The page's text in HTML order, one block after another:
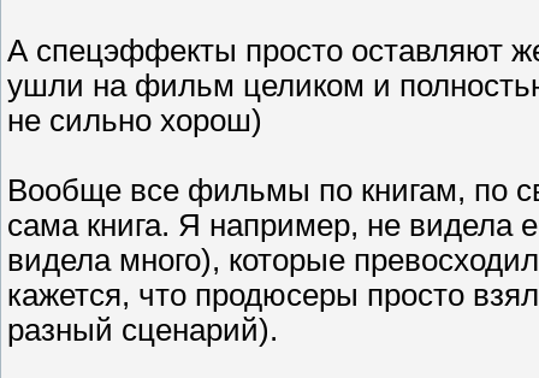
А спецэффекты просто оставляют
ушли на фильм целиком и
не сильно хорош)
Вообще все фильмы по книгам, по
сама книга. Я например, не видела
видела много), которые
кажется, что продюсеры просто
разный сценарий).